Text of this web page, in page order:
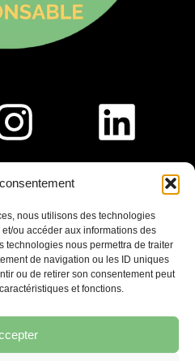
nous utilisons des technologies
ou accéder aux informations des
technologies nous permettra de traiter
de navigation ou les ID uniques
ou de retirer son consentement peut
et fonctions.